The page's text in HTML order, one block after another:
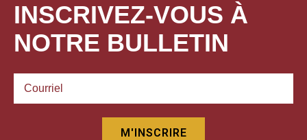
INSCRIVEZ-VOUS À
NOTRE BULLETIN